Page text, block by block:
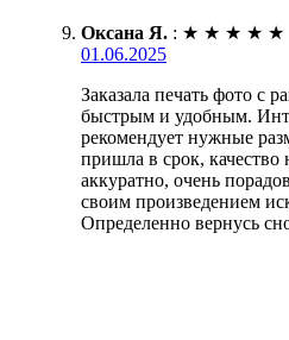
Оксана Я. : ★ ★ ★ ★ ★
01.06.2025
Заказала печать фото с
быстрым и удобным.
рекомендует нужные
пришла в срок, качество
аккуратно, очень
своим произведением
Определенно вернусь